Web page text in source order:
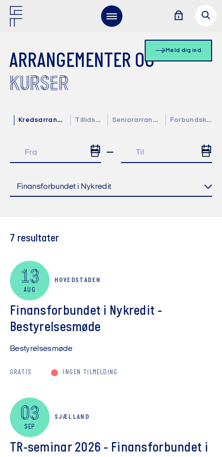
Meld dig ind
ARRANGEMENTER OG
KURSER
Kredsarrangementer Tillidsvalgte Seniorarrangementer Forbundskalender
Finansforbundet i Nykredit
7 resultater
13
AUG
HOVEDSTADEN
Finansforbundet i Nykredit -
Bestyrelsesmøde
Bestyrelsesmøde
GRATIS INGEN TILMELDING
03
SEP
SJÆLLAND
TR-seminar 2026 - Finansforbundet i